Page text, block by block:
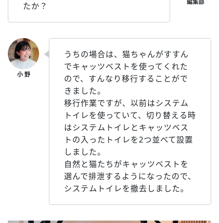
たか？
うちの場合は、猫ちゃんがすすん
でキャッツベストを使ってくれた
ので、すんなり移行することがで
きました。
移行作業ですが、以前はシステム
トイレを使っていて、切り替える時
はシステムトイレとキャッツベス
トの入ったトイレを2つ並べて設置
しました。
自然と猫たちがキャッツベストを
選んで排泄するようになったので、
システムトイレを撤去しました。